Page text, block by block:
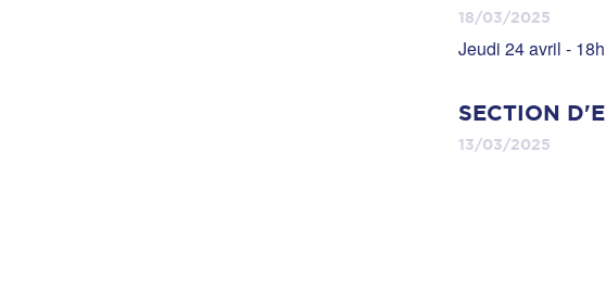
18/03/2025
Jeudi 24 avril -
SECTION
13/03/2025